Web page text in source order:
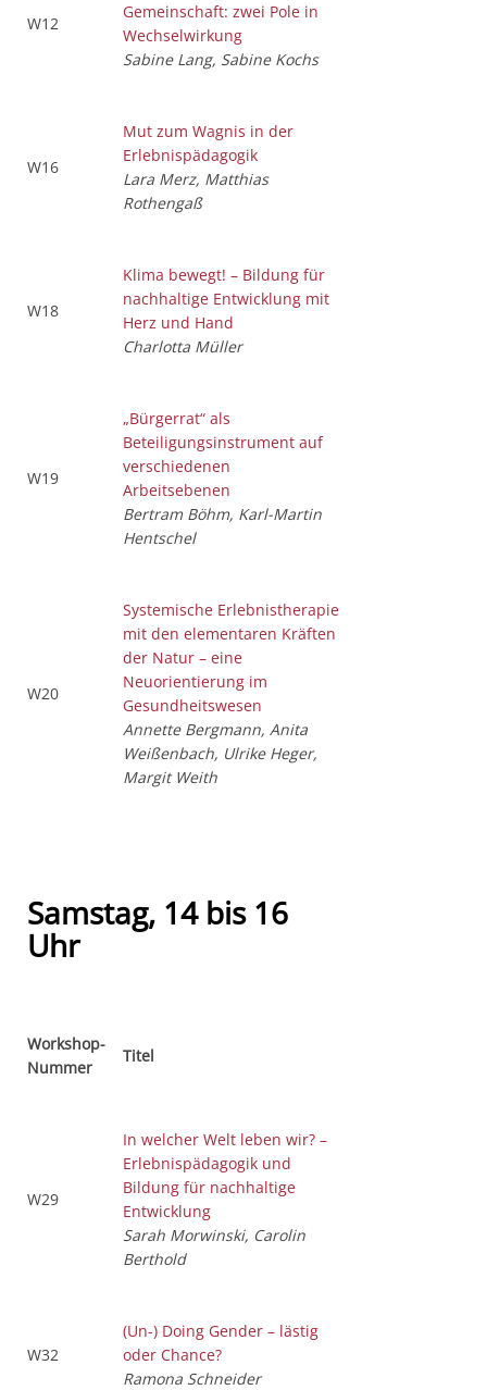
W12
Gemeinschaft: zwei Pole in
Wechselwirkung
Sabine Lang, Sabine Kochs
W16
Mut zum Wagnis in der
Erlebnispädagogik
Lara Merz, Matthias
Rothengaß
W18
Klima bewegt! – Bildung für
nachhaltige Entwicklung mit
Herz und Hand
Charlotta Müller
W19
„Bürgerrat“ als
Beteiligungsinstrument auf
verschiedenen
Arbeitsebenen
Bertram Böhm, Karl-Martin
Hentschel
W20
Systemische Erlebnistherapie
mit den elementaren Kräften
der Natur – eine
Neuorientierung im
Gesundheitswesen
Annette Bergmann, Anita
Weißenbach, Ulrike Heger,
Margit Weith
Samstag, 14 bis 16
Uhr
Workshop-
Nummer
Titel
W29
In welcher Welt leben wir? –
Erlebnispädagogik und
Bildung für nachhaltige
Entwicklung
Sarah Morwinski, Carolin
Berthold
W32
(Un-) Doing Gender – lästig
oder Chance?
Ramona Schneider